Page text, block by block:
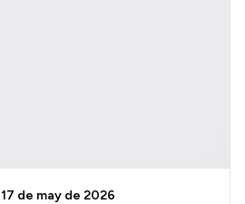
17 de may de 2026